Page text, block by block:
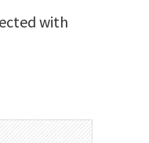
with